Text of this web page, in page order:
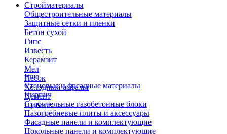
Стройматериалы
Общестроительные материалы
Защитные сетки и пленки
Бетон сухой
Гипс
Известь
Керамзит
Мел
Песок
Холодный асфальт
Цемент
Щебень
Еще
Стеновые и фасадные материалы
Кирпич
Строительные газобетонные блоки
Пазогребневые плиты и аксессуары
Фасадные панели и комплектующие
Цокольные панели и комплектующие